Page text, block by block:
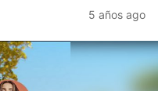
5 años ago